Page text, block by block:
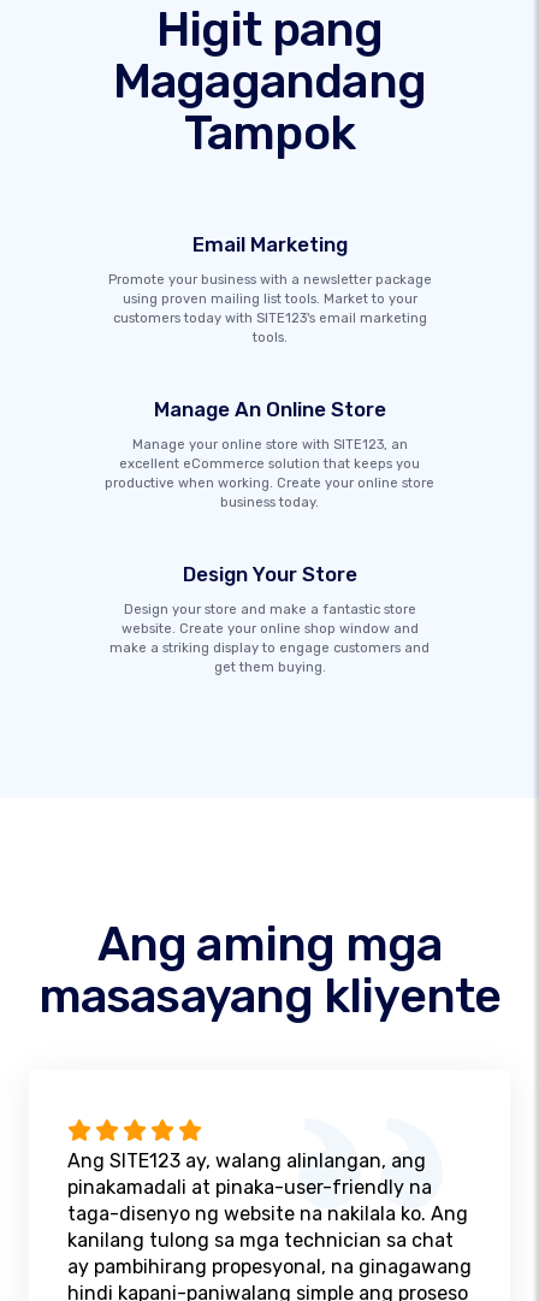
Higit pang
Magagandang
Tampok
Email Marketing
Promote your business with a newsletter package
using proven mailing list tools. Market to your
customers today with SITE123's email marketing
tools.
Manage An Online Store
Manage your online store with SITE123, an
excellent eCommerce solution that keeps you
productive when working. Create your online store
business today.
Design Your Store
Design your store and make a fantastic store
website. Create your online shop window and
make a striking display to engage customers and
get them buying.
Ang aming mga
masasayang kliyente
Ang SITE123 ay, walang alinlangan, ang
pinakamadali at pinaka-user-friendly na
taga-disenyo ng website na nakilala ko. Ang
kanilang tulong sa mga technician sa chat
ay pambihirang propesyonal, na ginagawang
hindi kapani-paniwalang simple ang proseso